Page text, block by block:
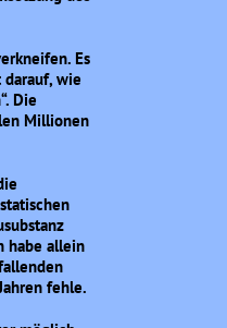
Es
wie
Die
Millionen
habe allein
fehle.